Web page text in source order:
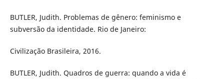
BUTLER, Judith. Problemas de gênero: feminismo e
subversão da identidade. Rio de Janeiro:
Civilização Brasileira, 2016.
BUTLER, Judith. Quadros de guerra: quando a vida é